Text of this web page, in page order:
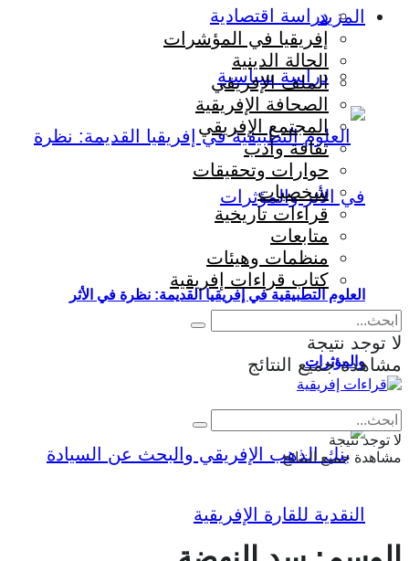
دراسة اقتصادية
دراسة سياسية
العلوم التطبيقية في إفريقيا القديمة: نظرة في الأثر
والمؤثرات
المزيد
إفريقيا في المؤشرات
الحالة الدينية
الملف الإفريقي
الصحافة الإفريقية
المجتمع الإفريقي
ثقافة وأدب
حوارات وتحقيقات
شخصيات
قراءات تاريخية
متابعات
منظمات وهيئات
كتاب قراءات إفريقية
لا توجد نتيجة
مشاهدة جميع النتائج
لا توجد نتيجة
مشاهدة جميع النتائج